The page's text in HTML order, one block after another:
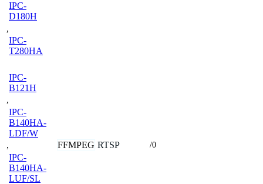
IPC-
D180H
,
IPC-
T280HA
IPC-
B121H
,
IPC-
B140HA-
LDF/W
,
IPC-
B140HA-
LUF/SL
FFMPEG RTSP /0